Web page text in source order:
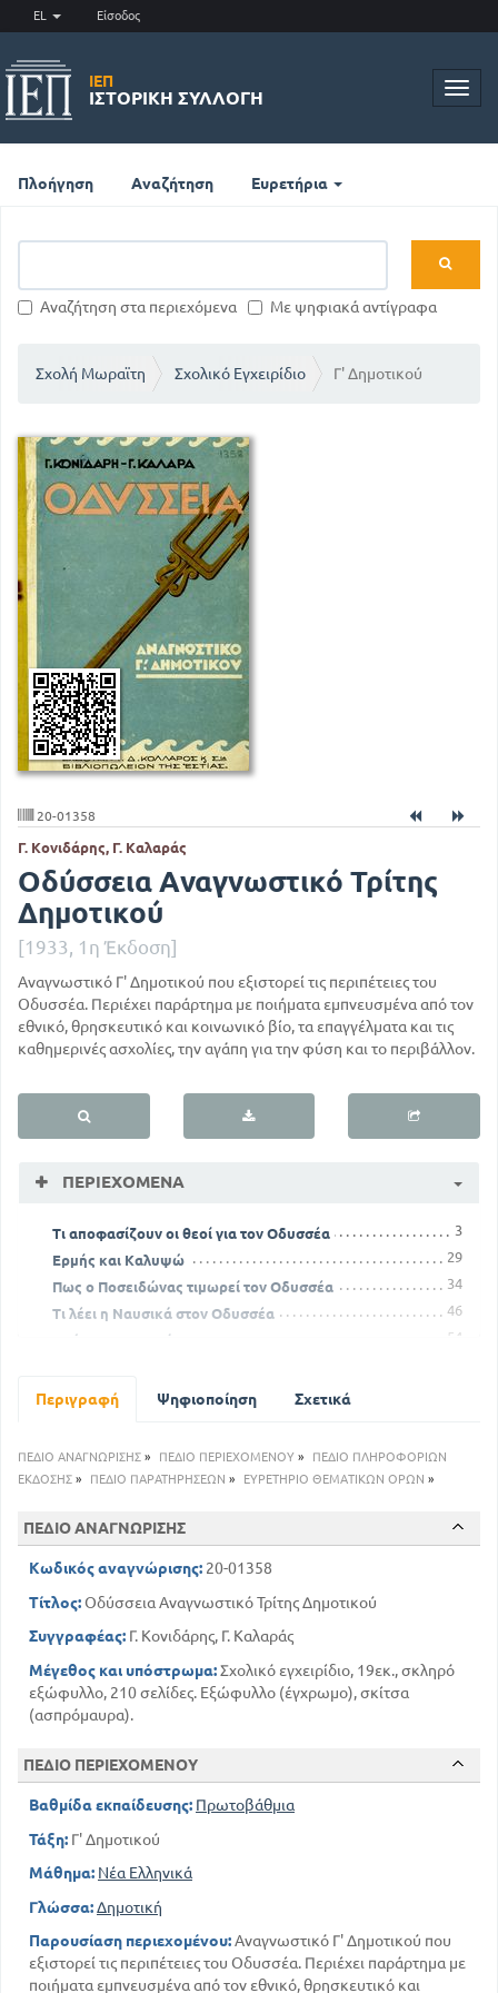
EL Είσοδος
ΙΕΠ
ΙΣΤΟΡΙΚΉ ΣΥΛΛΟΓΉ
Πλοήγηση Αναζήτηση Ευρετήρια
Αναζήτηση στα περιεχόμενα Με ψηφιακά αντίγραφα
Σχολή Μωραϊτη Σχολικό Εγχειρίδιο Γ' Δημοτικού
20-01358
Γ. Κονιδάρης, Γ. Καλαράς
Οδύσσεια Αναγνωστικό Τρίτης
Δημοτικού
[1933, 1η Έκδοση]
Αναγνωστικό Γ' Δημοτικού που εξιστορεί τις περιπέτειες του
Οδυσσέα. Περιέχει παράρτημα με ποιήματα εμπνευσμένα από τον
εθνικό, θρησκευτικό και κοινωνικό βίο, τα επαγγέλματα και τις
καθημερινές ασχολίες, την αγάπη για την φύση και το περιβάλλον.
ΠΕΡΙΕΧΌΜΕΝΑ
Τι αποφασίζουν οι θεοί για τον Οδυσσέα
3
Ερμής και Καλυψώ
29
Πως ο Ποσειδώνας τιμωρεί τον Οδυσσέα
34
Τι λέει η Ναυσικά στον Οδυσσέα
46
Αγώνες των Φαιάκων
54
Ο Οδυσσέας τυφλώνει τον Κύκλωπα
Η Αθηνά συμβουλεύει τον Οδυσσέα
Ο Οδυσσέας στους μνηστήρες
142
βοηθήσει
Τιμωρία των μνηστήρων
ευτυχισμένος
179
Ποιήματα 181
Περιγραφή Ψηφιοποίηση Σχετικά
ΠΕΔΙΟ ΑΝΑΓΝΩΡΙΣΗΣ » ΠΕΔΙΟ ΠΕΡΙΕΧΟΜΕΝΟΥ »
ΠΕΔΙΟ ΠΛΗΡΟΦΟΡΙΩΝ
ΕΚΔΟΣΗΣ » ΠΕΔΙΟ ΠΑΡΑΤΗΡΗΣΕΩΝ » ΕΥΡΕΤΗΡΙΟ ΘΕΜΑΤΙΚΩΝ ΟΡΩΝ »
ΠΕΔΙΟ ΑΝΑΓΝΩΡΙΣΗΣ
Κωδικός αναγνώρισης: 20-01358
Τίτλος:Οδύσσεια Αναγνωστικό Τρίτης Δημοτικού
Συγγραφέας: Γ. Κονιδάρης, Γ. Καλαράς
Μέγεθος και υπόστρωμα:Σχολικό εγχειρίδιο, 19εκ., σκληρό
εξώφυλλο, 210 σελίδες. Εξώφυλλο (έγχρωμο), σκίτσα
(ασπρόμαυρα).
ΠΕΔΙΟ ΠΕΡΙΕΧΟΜΕΝΟΥ
Βαθμίδα εκπαίδευσης: Πρωτοβάθμια
Τάξη: Γ' Δημοτικού
Μάθημα: Νέα Ελληνικά
Γλώσσα:Δημοτική
Παρουσίαση περιεχομένου:Αναγνωστικό Γ' Δημοτικού που
εξιστορεί τις περιπέτειες του Οδυσσέα. Περιέχει παράρτημα με
ποιήματα εμπνευσμένα από τον εθνικό, θρησκευτικό και